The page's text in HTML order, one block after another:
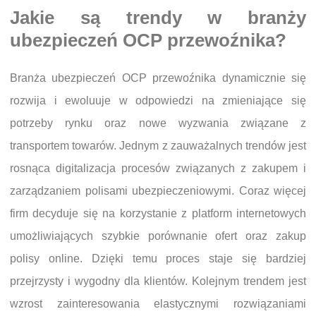
Jakie są trendy w branży
ubezpieczeń OCP przewoźnika?
Branża ubezpieczeń OCP przewoźnika dynamicznie się
rozwija i ewoluuje w odpowiedzi na zmieniające się
potrzeby rynku oraz nowe wyzwania związane z
transportem towarów. Jednym z zauważalnych trendów jest
rosnąca digitalizacja procesów związanych z zakupem i
zarządzaniem polisami ubezpieczeniowymi. Coraz więcej
firm decyduje się na korzystanie z platform internetowych
umożliwiających szybkie porównanie ofert oraz zakup
polisy online. Dzięki temu proces staje się bardziej
przejrzysty i wygodny dla klientów. Kolejnym trendem jest
wzrost zainteresowania elastycznymi rozwiązaniami